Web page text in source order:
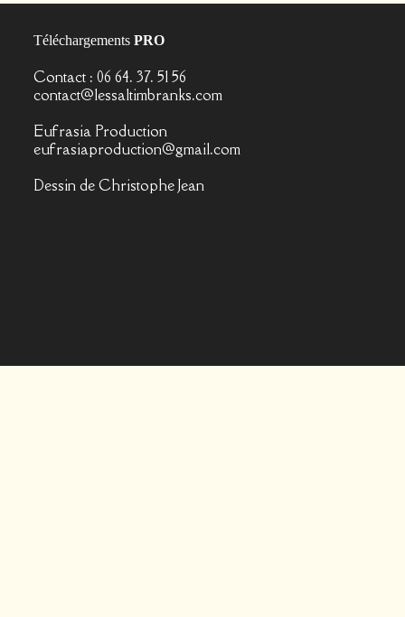
TéléchargementsPRO
Contact : 06 64. 37. 51 56
contact@lessaltimbranks.com
Eufrasia Production
eufrasiaproduction@gmail.com
Dessin deChristophe Jean